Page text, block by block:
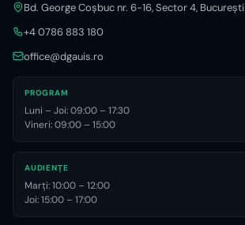
Bd. George Coșbuc nr. 6-16, Sector 4, București
+4 0786 883 180
office@dgauis.ro
PROGRAM
Luni – Joi: 09:00 – 17:30
Vineri: 09:00 – 15:00
AUDIENȚE
Marți: 10:00 – 12:00
Joi: 15:00 – 17:00